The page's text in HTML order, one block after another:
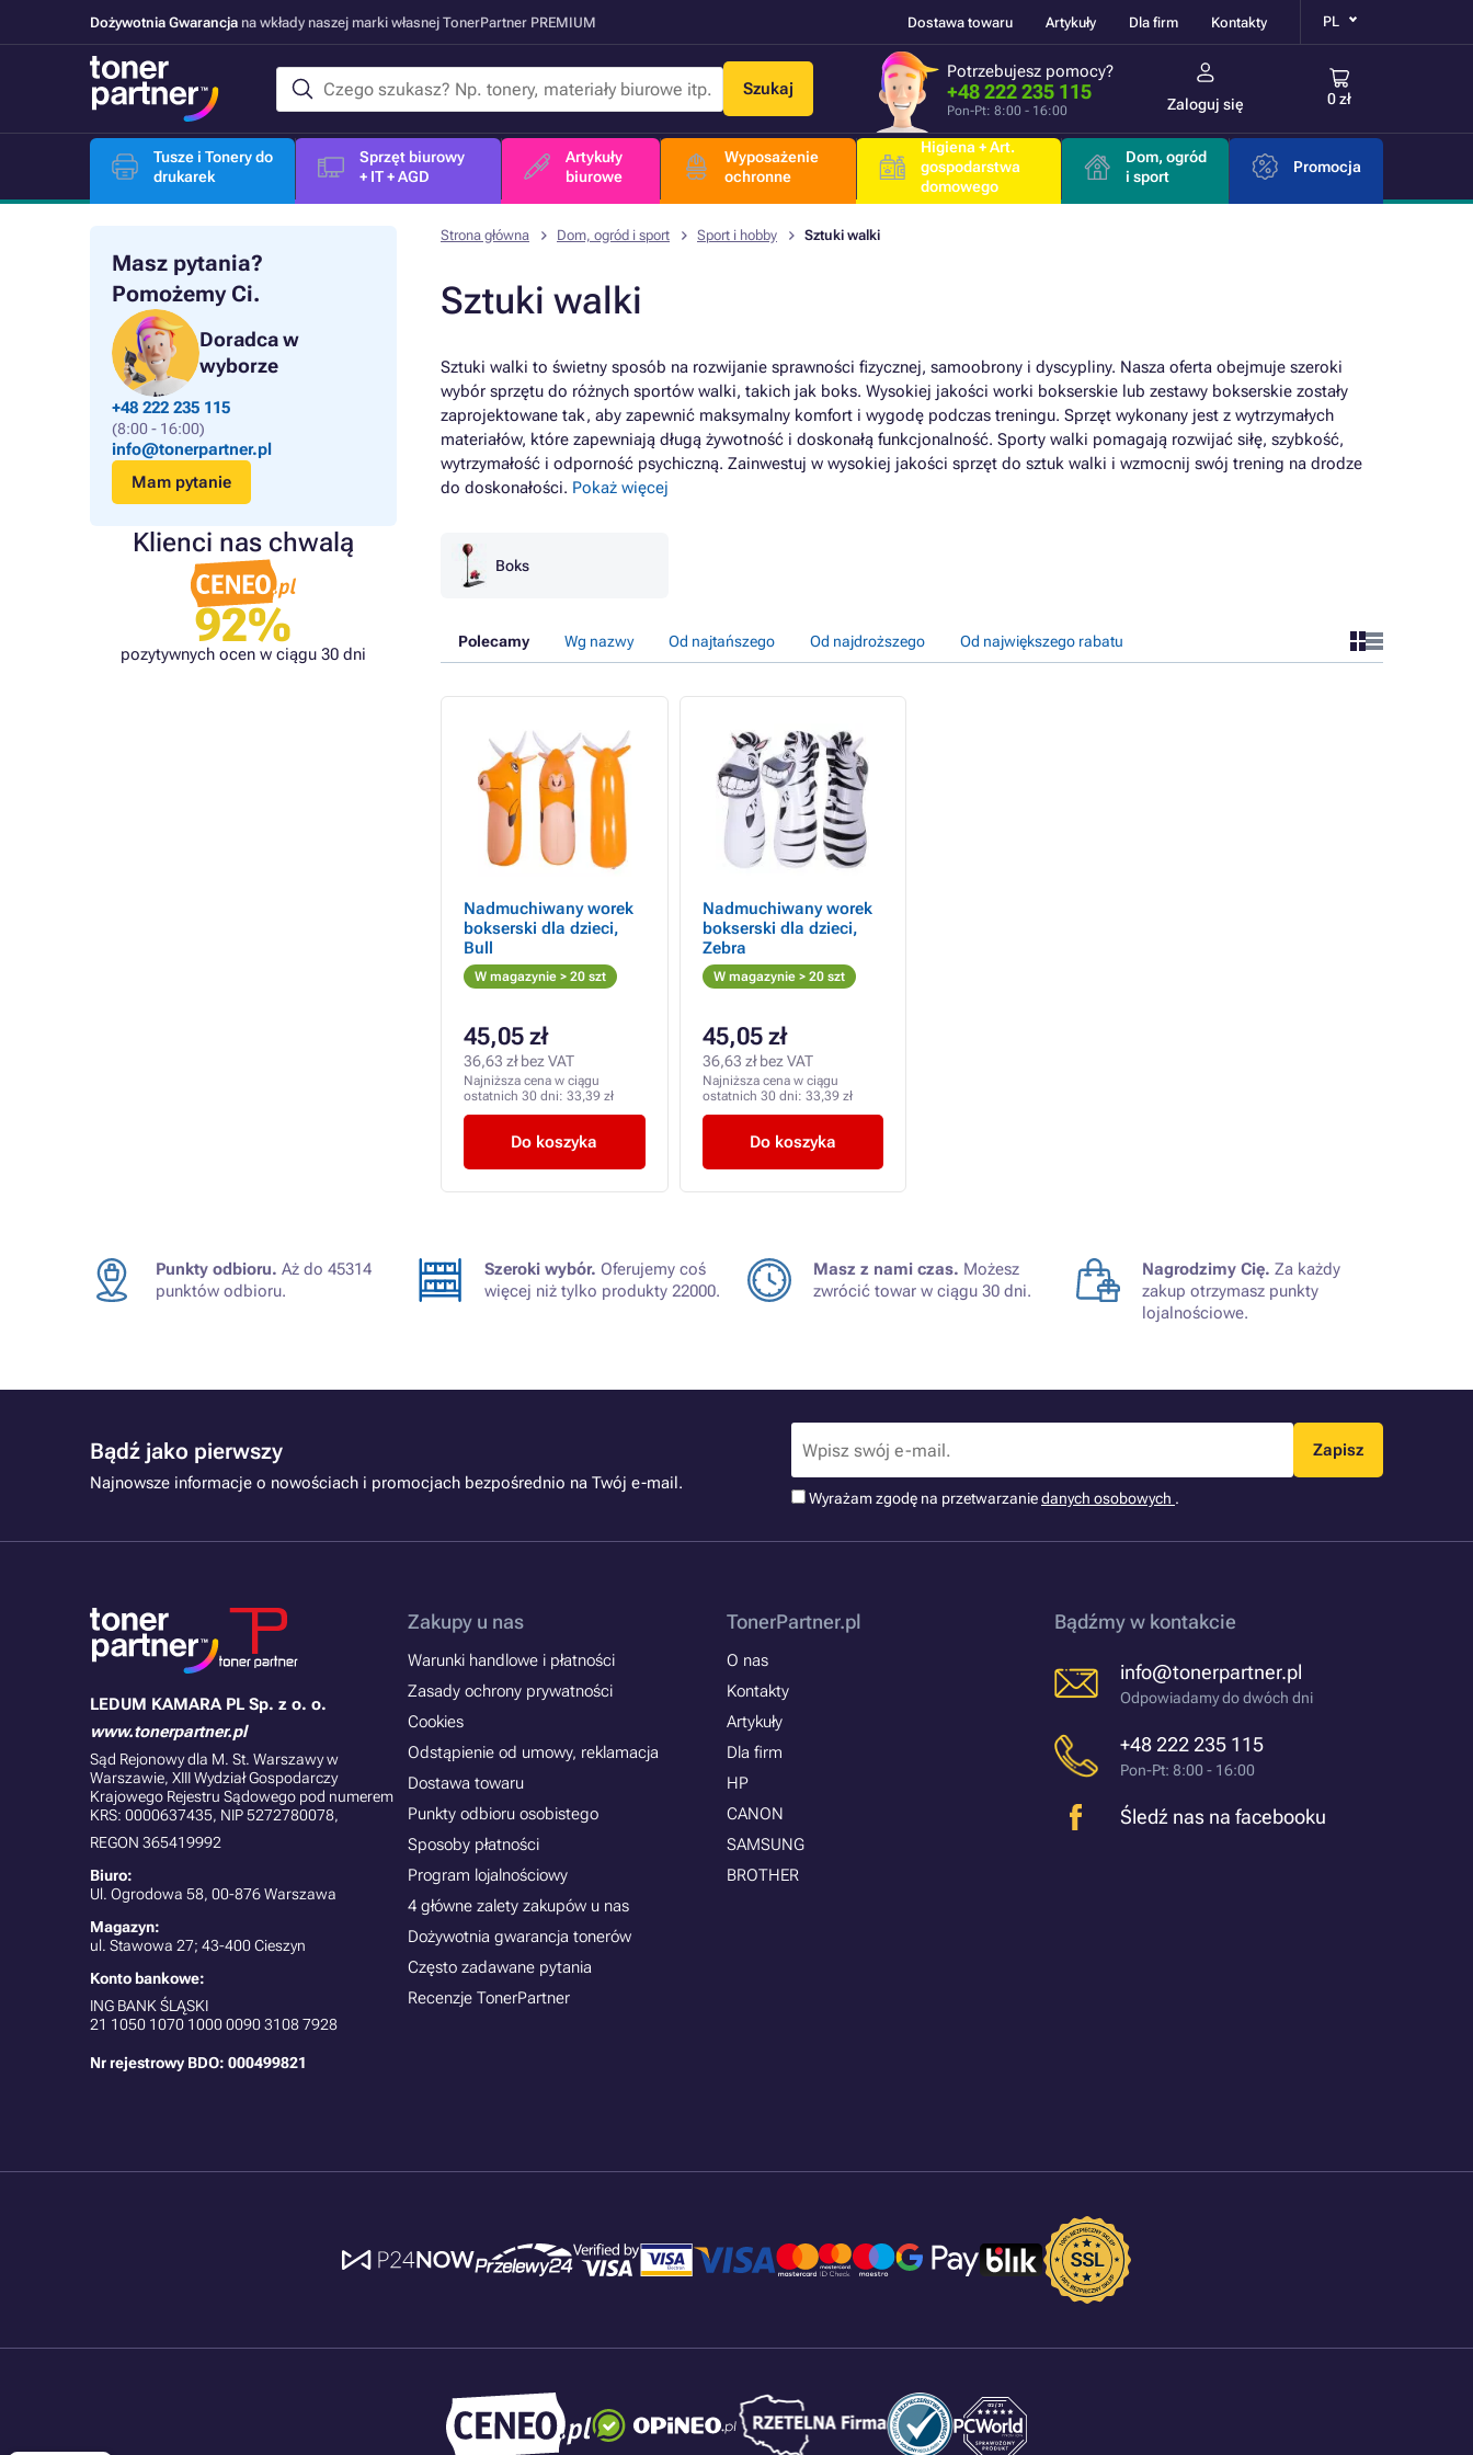
Dożywotnia Gwarancja na wkłady naszej marki własnej TonerPartner PREMIUM Dostawa towaru Artykuły Dla firm Kontakty PL
Szukaj
Potrzebujesz pomocy?
+48 222 235 115
Pon-Pt: 8:00 - 16:00 Zaloguj się 0 zł
Tusze i Tonery do
drukarek
Sprzęt biurowy
+ IT + AGD
Artykuły
biurowe
Wyposażenie
ochronne
Higiena + Art.
gospodarstwa
domowego
Dom, ogród
i sport
Promocja
Masz pytania?
Pomożemy Ci.
Doradca w
wyborze
+48 222 235 115
(8:00 - 16:00)
info@tonerpartner.pl
Mam pytanie
Klienci nas chwalą
92%
pozytywnych ocen w ciągu 30 dni
Strona główna Dom, ogród i sport Sport i hobby Sztuki walki
Sztuki walki
Sztuki walki to świetny sposób na rozwijanie sprawności fizycznej, samoobrony i dyscypliny. Nasza oferta obejmuje szeroki
wybór sprzętu do różnych sportów walki, takich jak boks. Wysokiej jakości worki bokserskie lub zestawy bokserskie zostały
zaprojektowane tak, aby zapewnić maksymalny komfort i wygodę podczas treningu. Sprzęt wykonany jest z wytrzymałych
materiałów, które zapewniają długą żywotność i doskonałą funkcjonalność. Sporty walki pomagają rozwijać siłę, szybkość,
wytrzymałość i odporność psychiczną. Zainwestuj w wysokiej jakości sprzęt do sztuk walki i wzmocnij swój trening na drodze
do doskonałości. Pokaż więcej
Boks
Polecamy Wg nazwy Od najtańszego Od najdroższego Od największego rabatu
Nadmuchiwany worek
bokserski dla dzieci,
Bull
W magazynie > 20 szt
45,05 zł
36,63 zł bez VAT
Najniższa cena w ciągu
ostatnich 30 dni: 33,39 zł
Do koszyka
Nadmuchiwany worek
bokserski dla dzieci,
Zebra
W magazynie > 20 szt
45,05 zł
36,63 zł bez VAT
Najniższa cena w ciągu
ostatnich 30 dni: 33,39 zł
Do koszyka
Punkty odbioru. Aż do 45314
punktów odbioru.
Szeroki wybór. Oferujemy coś
więcej niż tylko produkty 22000.
Masz z nami czas. Możesz
zwrócić towar w ciągu 30 dni.
Nagrodzimy Cię. Za każdy
zakup otrzymasz punkty
lojalnościowe.
Bądź jako pierwszy
Najnowsze informacje o nowościach i promocjach bezpośrednio na Twój e-mail.
Zapisz
Wyrażam zgodę na przetwarzaniedanych osobowych .
LEDUM KAMARA PL Sp. z o. o.
www.tonerpartner.pl
Sąd Rejonowy dla M. St. Warszawy w
Warszawie, XIII Wydział Gospodarczy
Krajowego Rejestru Sądowego pod numerem
KRS: 0000637435, NIP 5272780078,
REGON 365419992
Biuro:
Ul. Ogrodowa 58, 00-876 Warszawa
Magazyn:
ul. Stawowa 27; 43-400 Cieszyn
Konto bankowe:
ING BANK ŚLĄSKI
21 1050 1070 1000 0090 3108 7928
Nr rejestrowy BDO: 000499821
Zakupy u nas
Warunki handlowe i płatności
Zasady ochrony prywatności
Cookies
Odstąpienie od umowy, reklamacja
Dostawa towaru
Punkty odbioru osobistego
Sposoby płatności
Program lojalnościowy
4 główne zalety zakupów u nas
Dożywotnia gwarancja tonerów
Często zadawane pytania
Recenzje TonerPartner
TonerPartner.pl
O nas
Kontakty
Artykuły
Dla firm
HP
CANON
SAMSUNG
BROTHER
Bądźmy w kontakcie
info@tonerpartner.pl
Odpowiadamy do dwóch dni
+48 222 235 115
Pon-Pt: 8:00 - 16:00
Śledź nas na facebooku